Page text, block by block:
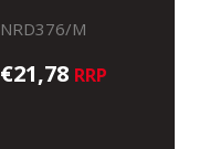
NRD376/M
€21,78 RRP